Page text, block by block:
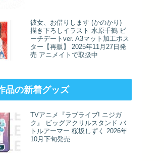
彼女、お借りします (かのかり)
描き下ろしイラスト 水原千鶴 ビ
ーチデートver. A3マット加工ポス
ター【再販】 2025年11月27日発
売 アニメイトで取扱中
品の新着グッズ
TVアニメ『ラブライブ! ニジガ
ク』 ビッグアクリルスタンド バ
トルアーマー 桜坂しずく 2026年
10月下旬発売